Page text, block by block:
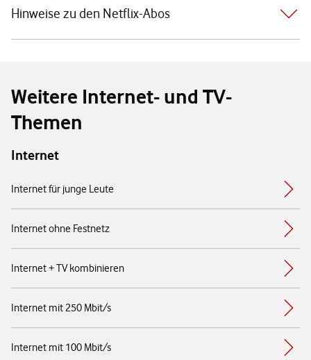
Hinweise zu den Netflix-Abos
Weitere Internet- und TV-
Themen
Internet
Internet für junge Leute
Internet ohne Festnetz
Internet + TV kombinieren
Internet mit 250 Mbit/s
Internet mit 100 Mbit/s